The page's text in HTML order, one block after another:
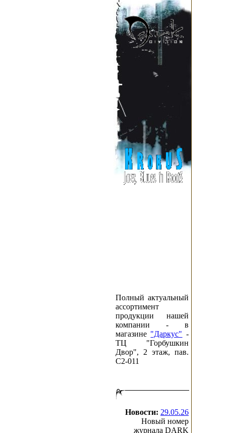
Полный актуальный
ассортимент
продукции нашей
компании - в
магазине "Даркус" -
ТЦ "Горбушкин
Двор", 2 этаж, пав.
C2-011
Новости: 29.05.26
Новый номер
журнала DARK